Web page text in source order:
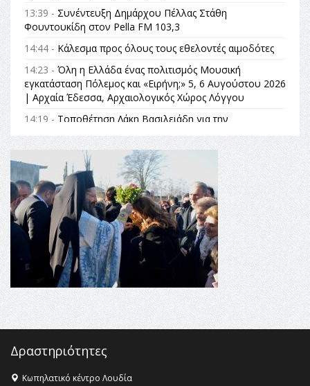
13:39 - Συνέντευξη Δημάρχου Πέλλας Στάθη
Φουντουκίδη στον Pella FM 103,3
14:44 - Κάλεσμα προς όλους τους εθελοντές αιμοδότες
14:23 - Όλη η Ελλάδα ένας πολιτισμός Μουσική
εγκατάσταση Πόλεμος και «Ειρήνη;» 5, 6 Αυγούστου 2026
| Αρχαία Έδεσσα, Αρχαιολογικός Χώρος Λόγγου
14:19 - Τοποθέτηση Λάκη Βασιλειάδη για την
Αναθεώρηση του Συντάγματος: «Σε τέτοιες κορυφαίες
θεσμικές διαδικασίες υπάρχει μόνο η ευθύνη απέναντι
στις επόμενες γενιές»
16:35 -Το πρόγραμμα του ΠΑΟΚ στον δεύτερο γύρο του
Champions League!
16:27 - Όλυμπος: Εντάχθηκε στον Κατάλογο Παγκόσμιας
Κληρονομιάς της UNESCO – Ομόφωνη η απόφαση Ο
Όλυμπος αναγνωρίστηκε ως φυσικό και πολιτιστικό
αγαθό εξέχουσας οικουμενικής αξίας για την
ανθρωπότητα
16:18 -
ΕΝΟΡΙΑΚΕΣ ΚΑΛΟΚΑΙΡΙΝΕΣ ΔΡΑΣΕΙΣ ΓΙΑ ΠΑΙΔΙΑ
ΣΤΗΝ ΕΔΕΣΣΑ
Δραστηριότητες
Κωπηλατικό κέντρο Λουδία